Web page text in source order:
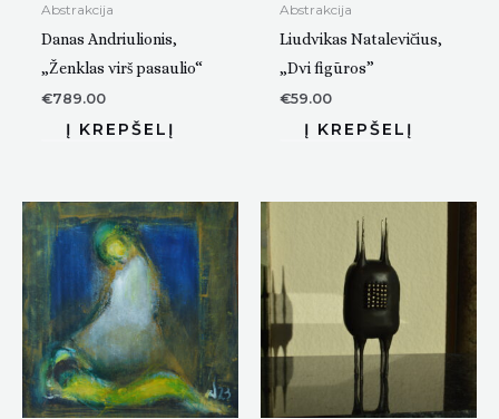
Abstrakcija
Danas Andriulionis,
„Ženklas virš pasaulio“
€789.00
Abstrakcija
Liudvikas Natalevičius,
„Dvi figūros”
€59.00